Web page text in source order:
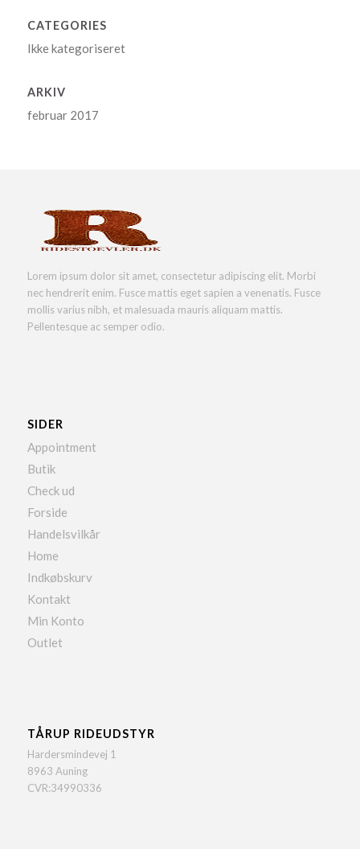
CATEGORIES
Ikke kategoriseret
ARKIV
februar 2017
Lorem ipsum dolor sit amet, consectetur adipiscing elit. Morbi
nec hendrerit enim. Fusce mattis eget sapien a venenatis. Fusce
mollis varius nibh, et malesuada mauris aliquam mattis.
Pellentesque ac semper odio.
SIDER
Appointment
Butik
Check ud
Forside
Handelsvilkår
Home
Indkøbskurv
Kontakt
Min Konto
Outlet
TÅRUP RIDEUDSTYR
Hardersmindevej 1
8963 Auning
CVR:34990336